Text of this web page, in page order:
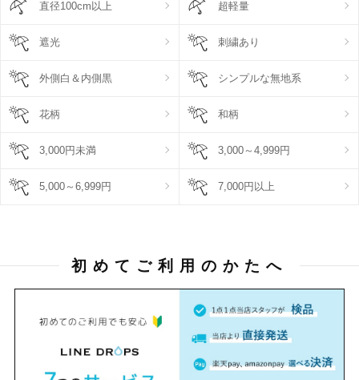
直径100cm以上 超軽量
遮光 刺繍あり
外側白＆内側黒 シンプルな無地系
花柄 和柄
3,000円未満 3,000～4,999円
5,000～6,999円 7,000円以上
初めてご利用のかたへ